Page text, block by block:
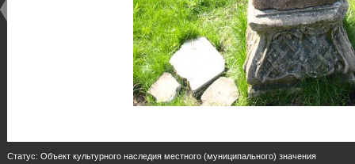
Статус: Объект культурного наследия местного (муниципального) значения